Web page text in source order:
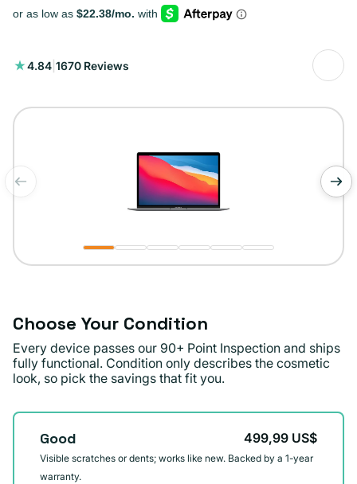
4.84 1670 Reviews
1670
Choose Your Condition
Every device passes our 90+ Point Inspection and ships
fully functional. Condition only describes the cosmetic
look, so pick the savings that fit you.
Condition
Good 499,99 US$
Visible scratches or dents; works like new. Backed by a 1-year
warranty.